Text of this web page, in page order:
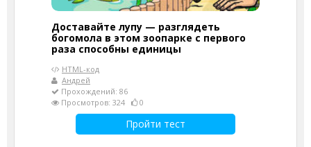
Доставайте лупу — разглядеть
богомола в этом зоопарке с первого
раза способны единицы
HTML-код
Андрей
Прохождений: 86
Просмотров: 324
0
Пройти тест